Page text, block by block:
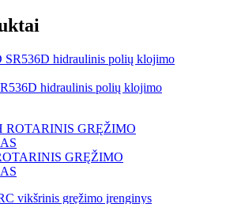
hidraulinis polių klojimo
GRĘŽIMO